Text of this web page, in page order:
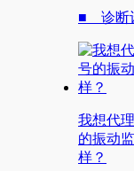
■ 诊断
我想代
的振动
样？